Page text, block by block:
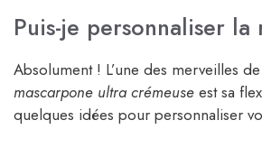
Puis-je personnaliser la
Absolument ! L’une des merveilles
mascarpone ultra crémeuse est sa
quelques idées pour personnaliser